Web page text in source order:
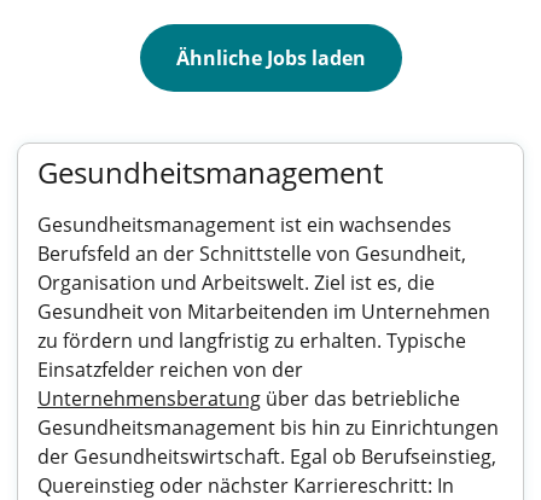
Ähnliche Jobs laden
Gesundheitsmanagement
Gesundheitsmanagement ist ein wachsendes
Berufsfeld an der Schnittstelle von Gesundheit,
Organisation und Arbeitswelt. Ziel ist es, die
Gesundheit von Mitarbeitenden im Unternehmen
zu fördern und langfristig zu erhalten. Typische
Einsatzfelder reichen von der
Unternehmensberatung über das betriebliche
Gesundheitsmanagement bis hin zu Einrichtungen
der Gesundheitswirtschaft. Egal ob Berufseinstieg,
Quereinstieg oder nächster Karriereschritt: In